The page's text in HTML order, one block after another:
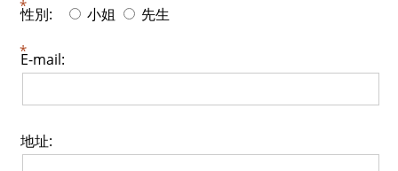
性別: 小姐 先生
E-mail:
地址: